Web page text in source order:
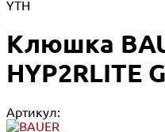
Клюшка
HYP2RLITE
Артикул: